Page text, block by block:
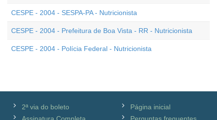
CESPE - 2004 - SESPA-PA - Nutricionista
CESPE - 2004 - Prefeitura de Boa Vista - RR - Nutricionista
CESPE - 2004 - Polícia Federal - Nutricionista
2ª via do boleto
Página inicial